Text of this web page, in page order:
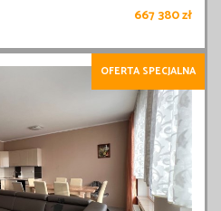
667 380 zł
OFERTA SPECJALNA